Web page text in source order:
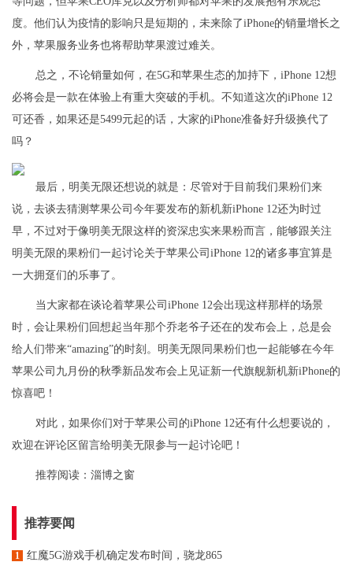
度。他们认为疫情的影响只是短期的，未来除了iPhone的销量增长之
外，苹果服务业务也将帮助苹果渡过难关。
总之，不论销量如何，在5G和苹果生态的加持下，iPhone 12想
必将会是一款在体验上有重大突破的手机。不知道这次的iPhone 12
可还香，如果还是5499元起的话，大家的iPhone准备好升级换代了
吗？
最后，明美无限还想说的就是：尽管对于目前我们果粉们来
说，去谈去猜测苹果公司今年要发布的新机新iPhone 12还为时过
早，不过对于像明美无限这样的资深忠实来果粉而言，能够跟关注
明美无限的果粉们一起讨论关于苹果公司iPhone 12的诸多事宜算是
一大拥趸们的乐事了。
当大家都在谈论着苹果公司iPhone 12会出现这样那样的场景
时，会让果粉们回想起当年那个乔老爷子还在的发布会上，总是会
给人们带来“amazing”的时刻。明美无限同果粉们也一起能够在今年
苹果公司九月份的秋季新品发布会上见证新一代旗舰新机新iPhone的
惊喜吧！
对此，如果你们对于苹果公司的iPhone 12还有什么想要说的，
欢迎在评论区留言给明美无限参与一起讨论吧！
推荐阅读： 淄博之窗
推荐要闻
1 红魔5G游戏手机确定发布时间，骁龙865